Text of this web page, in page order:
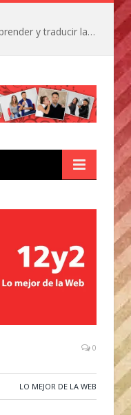
La IA está acercándonos a comprender y traducir las vocalizaciones y comportamientos de nuestras mascotas
0
LO MEJOR DE LA WEB